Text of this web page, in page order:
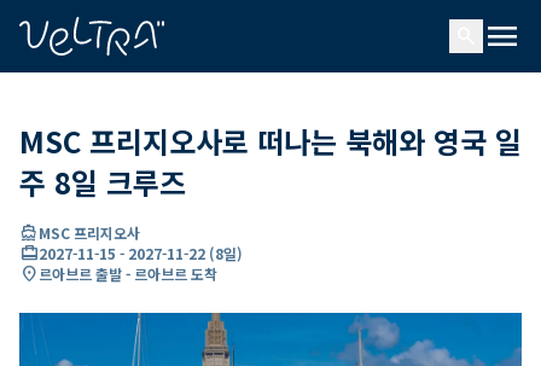
menu
MSC 프리지오사로 떠나는 북해와 영국 일
주 8일 크루즈
directions_boatMSC 프리지오사
card_travel2027-11-15 - 2027-11-22 (8일)
location_on르아브르 출발 - 르아브르 도착